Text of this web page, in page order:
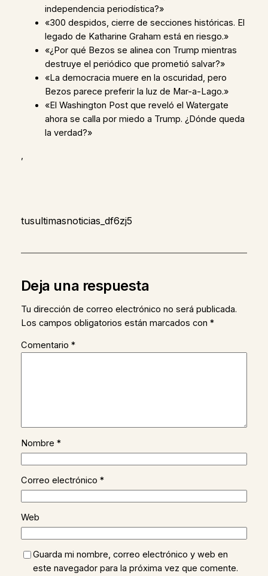
independencia periodística?»
«300 despidos, cierre de secciones históricas. El
legado de Katharine Graham está en riesgo.»
«¿Por qué Bezos se alinea con Trump mientras
destruye el periódico que prometió salvar?»
«La democracia muere en la oscuridad, pero
Bezos parece preferir la luz de Mar-a-Lago.»
«El Washington Post que reveló el Watergate
ahora se calla por miedo a Trump. ¿Dónde queda
la verdad?»
,
tusultimasnoticias_df6zj5
Deja una respuesta
Tu dirección de correo electrónico no será publicada.
Los campos obligatorios están marcados con *
Comentario *
Nombre *
Correo electrónico *
Web
Guarda mi nombre, correo electrónico y web en
este navegador para la próxima vez que comente.